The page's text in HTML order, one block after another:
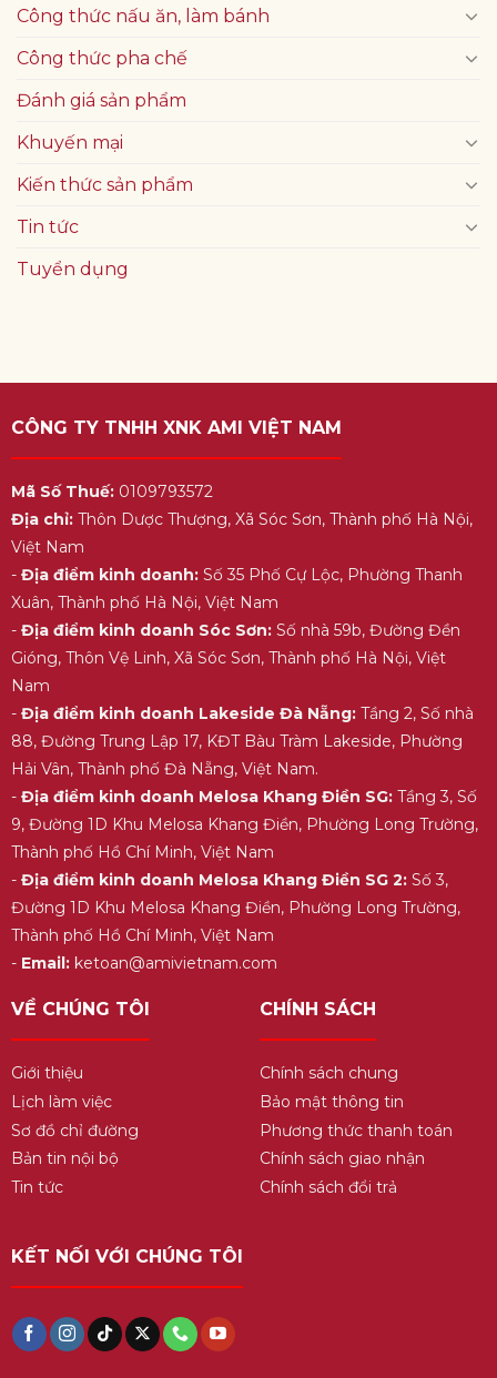
Công thức nấu ăn, làm bánh
Công thức pha chế
Đánh giá sản phẩm
Khuyến mại
Kiến thức sản phẩm
Tin tức
Tuyển dụng
CÔNG TY TNHH XNK AMI VIỆT NAM
Mã Số Thuế:0109793572
Địa chỉ:Thôn Dược Thượng, Xã Sóc Sơn, Thành phố Hà Nội,
Việt Nam
- Địa điểm kinh doanh:Số 35 Phố Cự Lộc, Phường Thanh
Xuân, Thành phố Hà Nội, Việt Nam
- Địa điểm kinh doanh Sóc Sơn:Số nhà 59b, Đường Đền
Gióng, Thôn Vệ Linh, Xã Sóc Sơn, Thành phố Hà Nội, Việt
Nam
- Địa điểm kinh doanh Lakeside Đà Nẵng:Tầng 2, Số nhà
88, Đường Trung Lập 17, KĐT Bàu Tràm Lakeside, Phường
Hải Vân, Thành phố Đà Nẵng, Việt Nam.
- Địa điểm kinh doanh Melosa Khang Điền SG:Tầng 3, Số
9, Đường 1D Khu Melosa Khang Điền, Phường Long Trường,
Thành phố Hồ Chí Minh, Việt Nam
- Địa điểm kinh doanh Melosa Khang Điền SG 2:Số 3,
Đường 1D Khu Melosa Khang Điền, Phường Long Trường,
Thành phố Hồ Chí Minh, Việt Nam
- Email:ketoan@amivietnam.com
VỀ CHÚNG TÔI
Giới thiệu
Lịch làm việc
Sơ đồ chỉ đường
Bản tin nội bộ
Tin tức
CHÍNH SÁCH
Chính sách chung
Bảo mật thông tin
Phương thức thanh toán
Chính sách giao nhận
Chính sách đổi trả
KẾT NỐI VỚI CHÚNG TÔI